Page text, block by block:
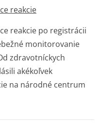
reakcie
reakcie po registrácii
monitorovanie
zdravotníckych
akékoľvek
na národné centrum